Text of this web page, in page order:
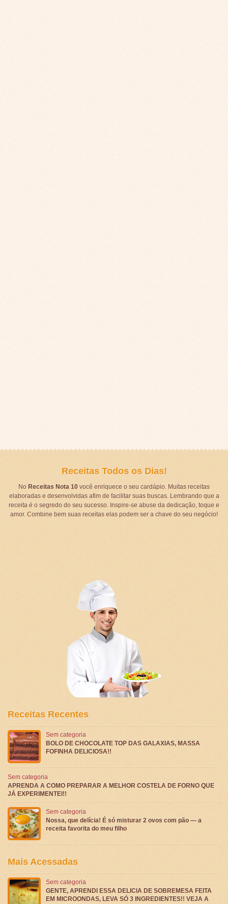
Receitas Todos os Dias!
No Receitas Nota 10você enriquece o seu cardápio. Muitas receitas
elaboradas e desenvolvidas afim de facilitar suas buscas. Lembrando que a
receita é o segredo do seu sucesso. Inspire-se abuse da dedicação, toque e
amor. Combine bem suas receitas elas podem ser a chave do seu negócio!
Receitas Recentes
Sem categoria
BOLO DE CHOCOLATE TOP DAS GALAXIAS, MASSA
FOFINHA DELICIOSA!!
Sem categoria
APRENDA A COMO PREPARAR A MELHOR COSTELA DE FORNO QUE
JÁ EXPERIMENTEI!!
Sem categoria
Nossa, que delícia! É só misturar 2 ovos com pão — a
receita favorita do meu filho
Mais Acessadas
Sem categoria
GENTE, APRENDI ESSA DELICIA DE SOBREMESA FEITA
EM MICROONDAS, LEVA SÓ 3 INGREDIENTES!! VEJA A